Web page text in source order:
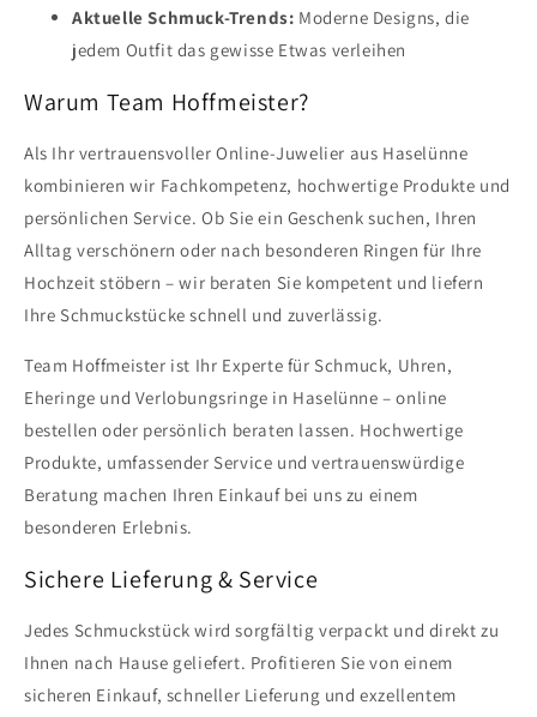
Aktuelle Schmuck-Trends: Moderne Designs, die
jedem Outfit das gewisse Etwas verleihen
Warum Team Hoffmeister?
Als Ihr vertrauensvoller Online-Juwelier aus Haselünne
kombinieren wir Fachkompetenz, hochwertige Produkte und
persönlichen Service. Ob Sie ein Geschenk suchen, Ihren
Alltag verschönern oder nach besonderen Ringen für Ihre
Hochzeit stöbern – wir beraten Sie kompetent und liefern
Ihre Schmuckstücke schnell und zuverlässig.
Team Hoffmeister ist Ihr Experte für Schmuck, Uhren,
Eheringe und Verlobungsringe in Haselünne – online
bestellen oder persönlich beraten lassen. Hochwertige
Produkte, umfassender Service und vertrauenswürdige
Beratung machen Ihren Einkauf bei uns zu einem
besonderen Erlebnis.
Sichere Lieferung & Service
Jedes Schmuckstück wird sorgfältig verpackt und direkt zu
Ihnen nach Hause geliefert. Profitieren Sie von einem
sicheren Einkauf, schneller Lieferung und exzellentem